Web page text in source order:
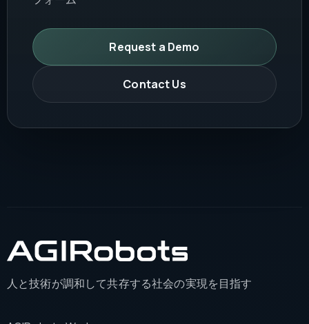
Request a Demo
Contact Us
人と技術が調和して共存する社会の実現を目指す